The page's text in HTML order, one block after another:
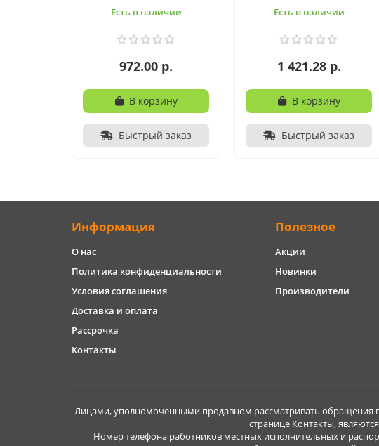
Есть в наличии
972.00 р.
В корзину
Быстрый заказ
Есть в наличии
1 421.28 р.
В корзину
Быстрый заказ
Информация
О нас
Политика конфиденциальности
Условия соглашения
Доставка и оплата
Рассрочка
Контакты
Полезное
Акции
Новинки
Производители
Лицами, уполномоченными продавцом рассматривать обращения
странице Контакты,
Номер телефона работников местных исполнительных и